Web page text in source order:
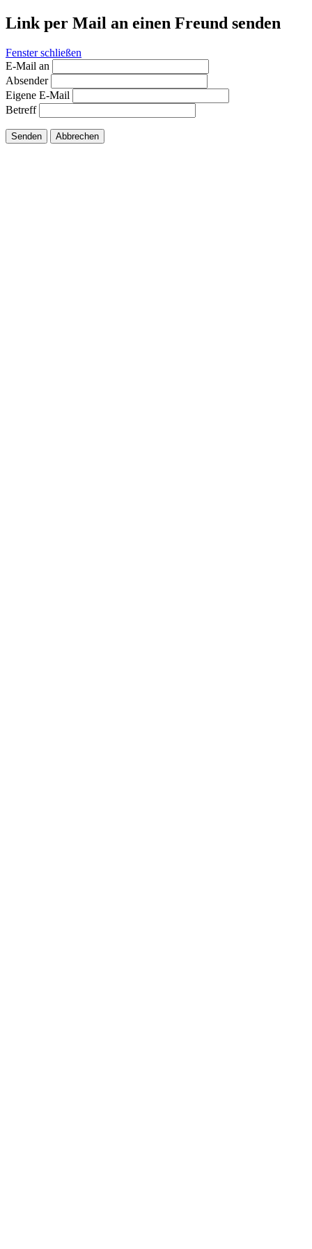
Link per Mail an einen Freund senden
Fenster schließen
E-Mail an
Absender
Eigene E-Mail
Betreff
Senden Abbrechen